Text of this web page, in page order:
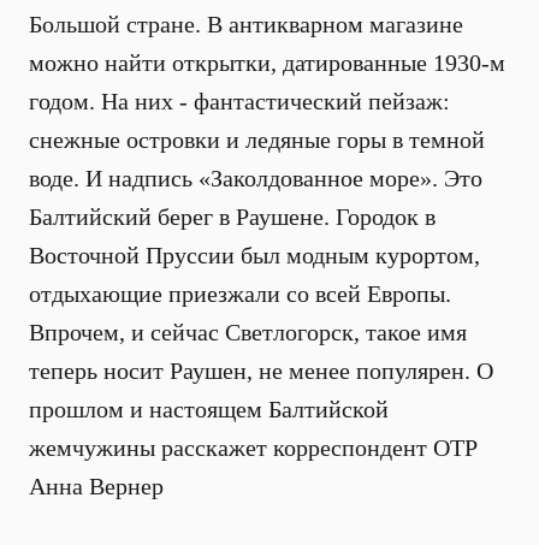
Большой стране. В антикварном магазине
можно найти открытки, датированные 1930-м
годом. На них - фантастический пейзаж:
снежные островки и ледяные горы в темной
воде. И надпись «Заколдованное море». Это
Балтийский берег в Раушене. Городок в
Восточной Пруссии был модным курортом,
отдыхающие приезжали со всей Европы.
Впрочем, и сейчас Светлогорск, такое имя
теперь носит Раушен, не менее популярен. О
прошлом и настоящем Балтийской
жемчужины расскажет корреспондент ОТР
Анна Вернер